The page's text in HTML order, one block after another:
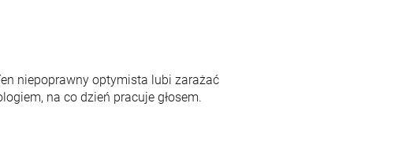
niepoprawny optymista lubi zarażać
na co dzień pracuje głosem.